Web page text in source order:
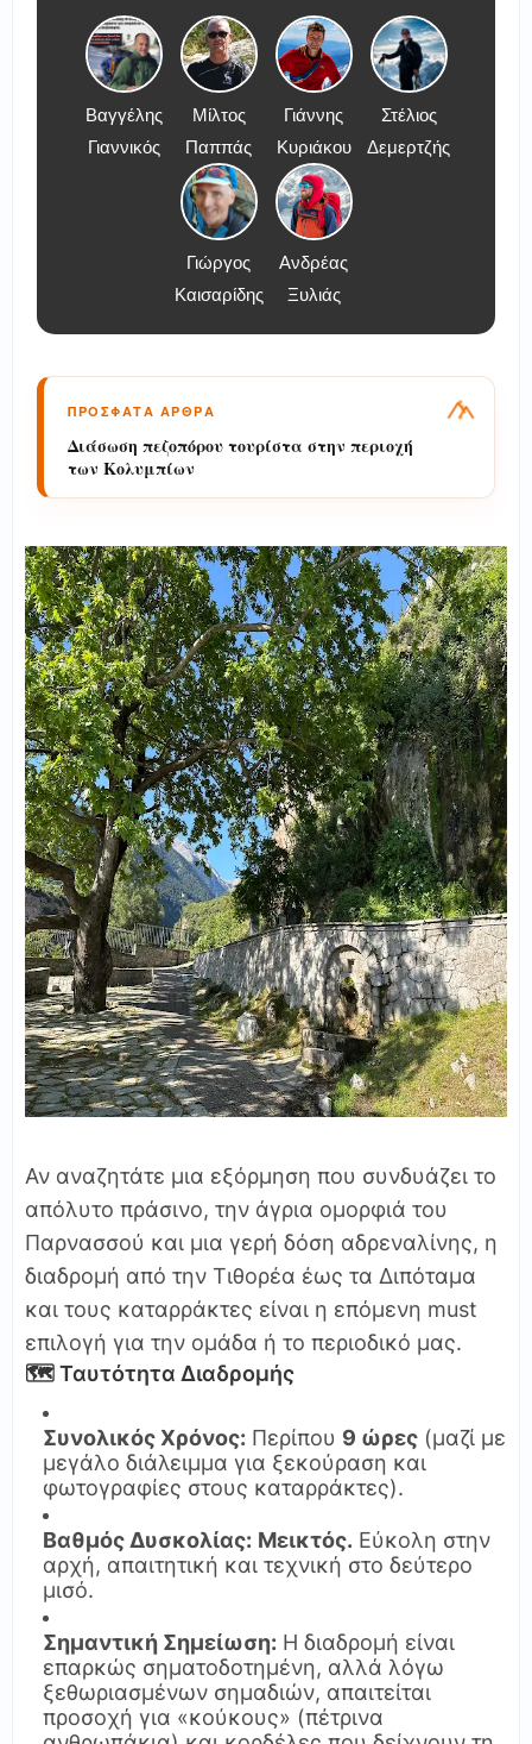
Βαγγέλης
Γιαννικός
Μίλτος
Παππάς
Γιάννης
Κυριάκου
Στέλιος
Δεμερτζής
Γιώργος
Καισαρίδης
Ανδρέας
Ξυλιάς
ΠΡΟΣΦΑΤΑ ΑΡΘΡΑ
Διάσωση πεζοπόρου τουρίστα στην περιοχή
των Κολυμπίων
Αν αναζητάτε μια εξόρμηση που συνδυάζει το
απόλυτο πράσινο, την άγρια ομορφιά του
Παρνασσού και μια γερή δόση αδρεναλίνης, η
διαδρομή από την Τιθορέα έως τα Διπόταμα
και τους καταρράκτες είναι η επόμενη must
επιλογή για την ομάδα ή το περιοδικό μας.
🗺️ Ταυτότητα Διαδρομής
Συνολικός Χρόνος: Περίπου 9 ώρες (μαζί με
μεγάλο διάλειμμα για ξεκούραση και
φωτογραφίες στους καταρράκτες).
Βαθμός Δυσκολίας: Μεικτός. Εύκολη στην
αρχή, απαιτητική και τεχνική στο δεύτερο
μισό.
Σημαντική Σημείωση: Η διαδρομή είναι
επαρκώς σηματοδοτημένη, αλλά λόγω
ξεθωριασμένων σημαδιών, απαιτείται
προσοχή για «κούκους» (πέτρινα